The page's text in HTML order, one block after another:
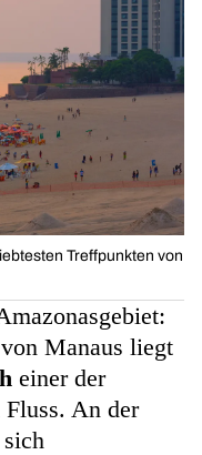
Treffpunkten von
Manaus liegt
einer der
Fluss. An der